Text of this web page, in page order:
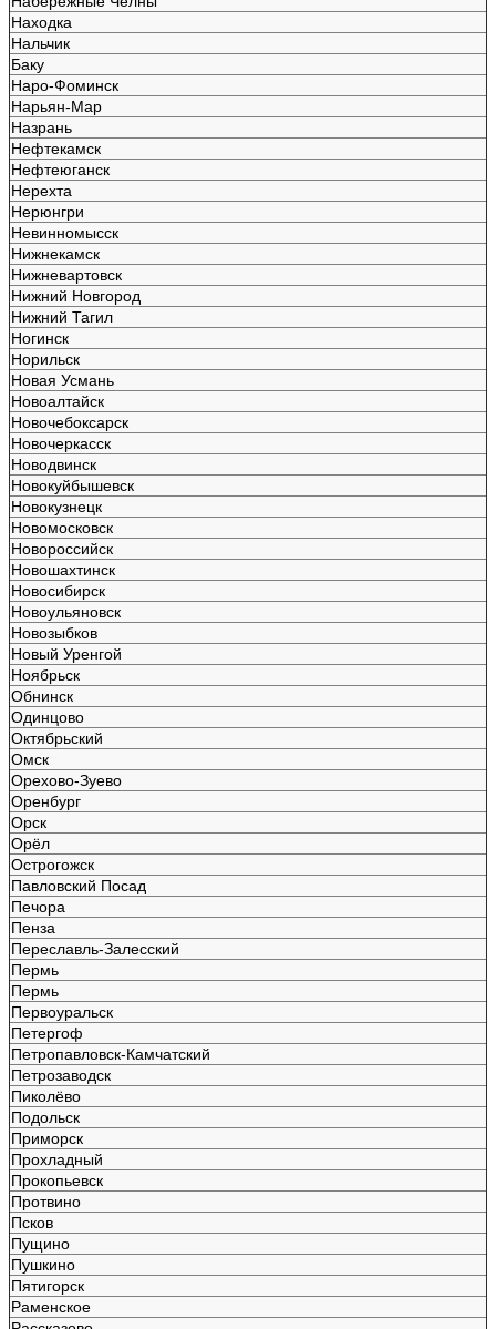
Находка
Нальчик
Баку
Наро-Фоминск
Нарьян-Мар
Назрань
Нефтекамск
Нефтеюганск
Нерехта
Нерюнгри
Невинномысск
Нижнекамск
Нижневартовск
Нижний Новгород
Нижний Тагил
Ногинск
Норильск
Новая Усмань
Новоалтайск
Новочебоксарск
Новочеркасск
Новодвинск
Новокуйбышевск
Новокузнецк
Новомосковск
Новороссийск
Новошахтинск
Новосибирск
Новоульяновск
Новозыбков
Новый Уренгой
Ноябрьск
Обнинск
Одинцово
Октябрьский
Омск
Орехово-Зуево
Оренбург
Орск
Орёл
Острогожск
Павловский Посад
Печора
Пенза
Переславль-Залесский
Пермь
Пермь
Первоуральск
Петергоф
Петропавловск-Камчатский
Петрозаводск
Пиколёво
Подольск
Приморск
Прохладный
Прокопьевск
Протвино
Псков
Пущино
Пушкино
Пятигорск
Раменское